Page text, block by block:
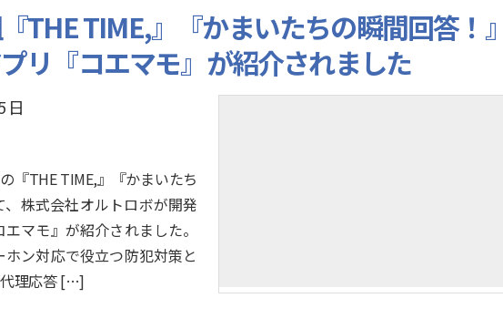
THE TIME,』『かまいたちの瞬間回答！』
リ『コエマモ』が紹介されました
『THE TIME,』『かまいたち
株式会社オルトロボが開発
マモ』が紹介されました。
ン対応で役立つ防犯対策と
代理応答 […]